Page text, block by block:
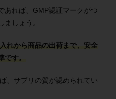
あれば、GMP認証マークがつ
ましょう。
れから商品の出荷まで、安全
です。
、サプリの質が認められてい